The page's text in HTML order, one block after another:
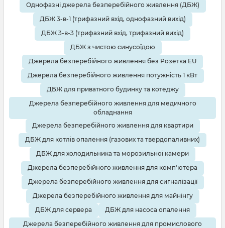
Однофазні джерела безперебійного живлення (ДБЖ)
ДБЖ 3-в-1 (трифазний вхід, однофазний вихід)
ДБЖ 3-в-3 (трифазний вхід, трифазний вихід)
ДБЖ з чистою синусоїдою
Джерела безперебійного живлення без Розетка EU
Джерела безперебійного живлення потужність 1 кВт
ДБЖ для приватного будинку та котеджу
Джерела безперебійного живлення для медичного
обладнання
Джерела безперебійного живлення для квартири
ДБЖ для котлів опалення (газових та твердопаливних)
ДБЖ для холодильника та морозильної камери
Джерела безперебійного живлення для комп'ютера
Джерела безперебійного живлення для сигналізації
Джерела безперебійного живлення для майнінгу
ДБЖ для сервера
ДБЖ для насоса опалення
Джерела безперебійного живлення для промислового